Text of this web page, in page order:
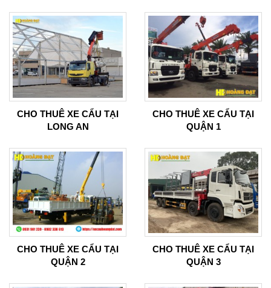
CHO THUÊ XE CẨU TẠI
LONG AN
CHO THUÊ XE CẨU TẠI
QUẬN 1
CHO THUÊ XE CẨU TẠI
QUẬN 2
CHO THUÊ XE CẨU TẠI
QUẬN 3